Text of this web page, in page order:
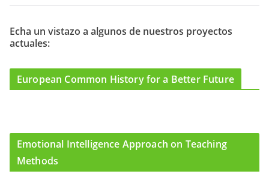
e
o
o
t
g
r
m
t
b
l
Echa un vistazo a algunos de nuestros proyectos
actuales:
European Common History for a Better Future
Emotional Intelligence Approach on Teaching
Methods